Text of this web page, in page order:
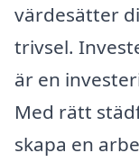
värdesätter
trivsel.
är en
Med rätt
skapa en